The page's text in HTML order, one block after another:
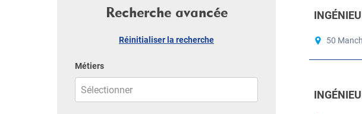
Recherche avancée
Réinitialiser la recherche
Métiers
50